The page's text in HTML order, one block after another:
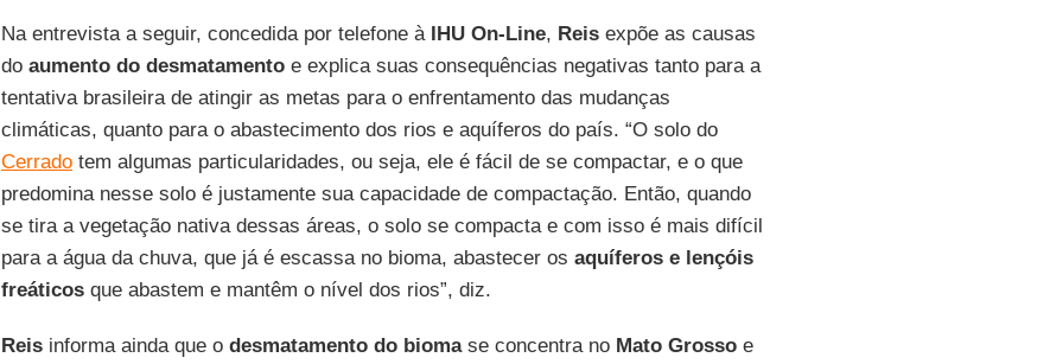
Na entrevista a seguir, concedida por telefone à IHU On-Line, Reisexpõe as causas
doaumento do desmatamentoe explica suas consequências negativas tanto para a
tentativa brasileira de atingir as metas para o enfrentamento das mudanças
climáticas, quanto para o abastecimento dos rios e aquíferos do país. “O solo do
Cerradotem algumas particularidades, ou seja, ele é fácil de se compactar, e o que
predomina nesse solo é justamente sua capacidade de compactação. Então, quando
se tira a vegetação nativa dessas áreas, o solo se compacta e com isso é mais difícil
para a água da chuva, que já é escassa no bioma, abastecer os aquíferos e lençóis
freáticosque abastem e mantêm o nível dos rios”, diz.
Reisinforma ainda que o desmatamento do biomase concentra noMato Grossoe